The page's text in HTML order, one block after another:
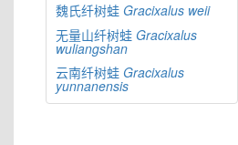
魏氏纤树蛙 Gracixalus weii
无量山纤树蛙 Gracixalus
wuliangshan
云南纤树蛙 Gracixalus
yunnanensis